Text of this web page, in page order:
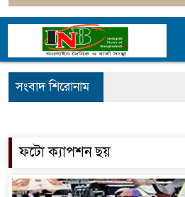
সংবাদ শিরোনাম
ফটো ক্যাপশন ছয়